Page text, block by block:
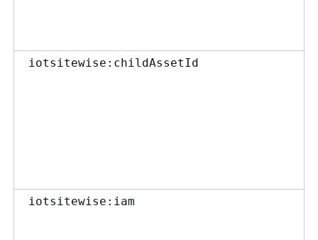
iotsitewise:childAssetId
iotsitewise:iam